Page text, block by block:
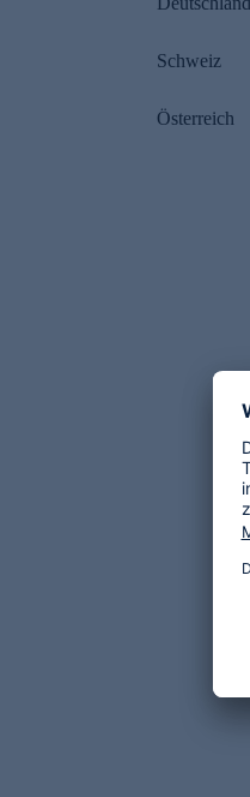
Schweiz
Österreich